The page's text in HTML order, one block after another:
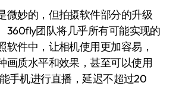
微妙的，但拍摄软件部分的升级
360fly团队将几乎所有可能实现的
软件中，让相机使用更加容易，
画质水平和效果，甚至可以使用
手机进行直播，延迟不超过20